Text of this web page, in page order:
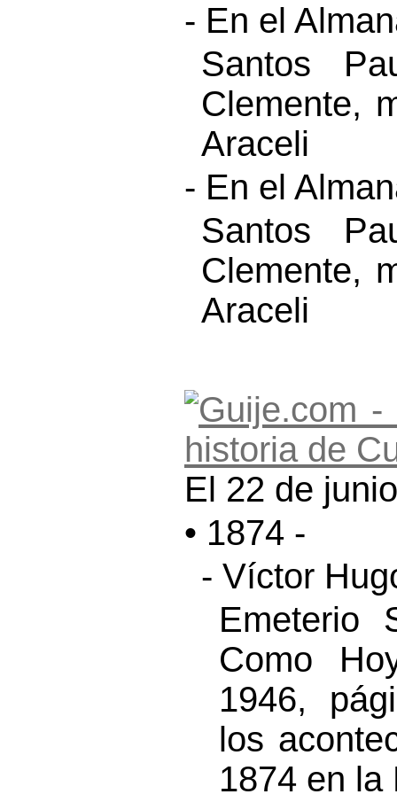
- En el
Santos
Clemente,
Araceli
- En el
Santos
Clemente,
Araceli
El 22 de
• 1874 -
- Víctor
Emeterio
Como
1946,
los
1874 en la